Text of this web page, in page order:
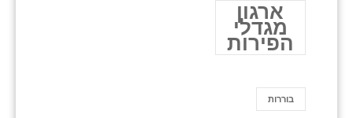
ארגון
מגדלי
הפירות
בוררות